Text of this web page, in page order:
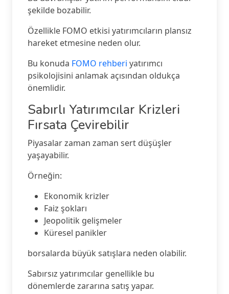
şekilde bozabilir.
Özellikle FOMO etkisi yatırımcıların plansız
hareket etmesine neden olur.
Bu konuda FOMO rehberi yatırımcı
psikolojisini anlamak açısından oldukça
önemlidir.
Sabırlı Yatırımcılar Krizleri
Fırsata Çevirebilir
Piyasalar zaman zaman sert düşüşler
yaşayabilir.
Örneğin:
Ekonomik krizler
Faiz şokları
Jeopolitik gelişmeler
Küresel panikler
borsalarda büyük satışlara neden olabilir.
Sabırsız yatırımcılar genellikle bu
dönemlerde zararına satış yapar.